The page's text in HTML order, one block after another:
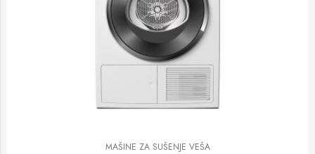
MAŠINE ZA SUŠENJE VEŠA